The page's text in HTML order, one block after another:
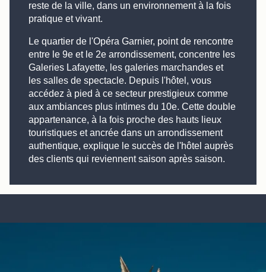
reste de la ville, dans un environnement à la fois
pratique et vivant.
Le quartier de l'Opéra Garnier, point de rencontre
entre le 9e et le 2e arrondissement, concentre les
Galeries Lafayette, les galeries marchandes et
les salles de spectacle. Depuis l'hôtel, vous
accédez à pied à ce secteur prestigieux comme
aux ambiances plus intimes du 10e. Cette double
appartenance, à la fois proche des hauts lieux
touristiques et ancrée dans un arrondissement
authentique, explique le succès de l'hôtel auprès
des clients qui reviennent saison après saison.